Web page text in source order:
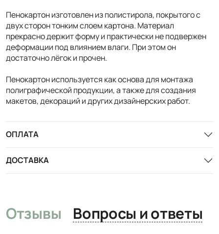
Пенокартон изготовлен из полистирола, покрытого с
двух сторон тонким слоем картона. Материал
прекрасно держит форму и практически не подвержен
деформации под влиянием влаги. При этом он
достаточно лёгок и прочен.
Пенокартон используется как основа для монтажа
полиграфической продукции, а также для создания
макетов, декораций и других дизайнерских работ.
ОПЛАТА
ДОСТАВКА
Отзывы Вопросы и ответы